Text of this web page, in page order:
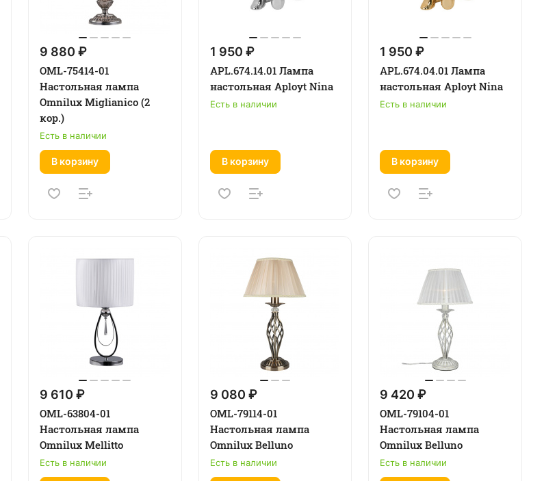
9 880 ₽
OML-75414-01
Настольная лампа
Omnilux Miglianico (2
кор.)
Есть в наличии
В корзину
1 950 ₽
APL.674.14.01 Лампа
настольная Aployt Nina
Есть в наличии
В корзину
1 950 ₽
APL.674.04.01 Лампа
настольная Aployt Nina
Есть в наличии
В корзину
9 610 ₽
OML-63804-01
Настольная лампа
Omnilux Mellitto
Есть в наличии
9 080 ₽
OML-79114-01
Настольная лампа
Omnilux Belluno
Есть в наличии
9 420 ₽
OML-79104-01
Настольная лампа
Omnilux Belluno
Есть в наличии